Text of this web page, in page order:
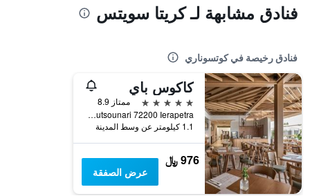
فنادق مشابهة لـ كريتا سويتس
فنادق رخيصة في كوتسوناري
كاكوس باي
5 نجوم
ممتاز 8.9
Koutsounari 72200 Ierapetra, كوتسوناري, اليونان
1.1 كيلومتر عن وسط المدينة
976 ﷼
عرض الصفقة